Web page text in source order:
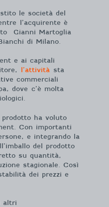
le società del
l’acquirente è
Gianni Martoglia
di Milano.
e ai capitali
l’attività sta
commerciali
dove c’è molta
ha voluto
Con importanti
e integrando la
del prodotto
su quantità,
stagionale. Così
dei prezzi e
altri